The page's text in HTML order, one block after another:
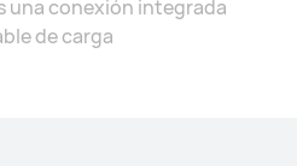
una conexión integrada
de carga